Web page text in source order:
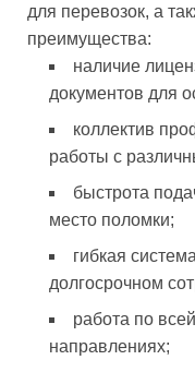
для перевозок, а
преимущества:
наличие
документов для
коллектив
работы с
быстрота
место поломки;
гибкая
долгосрочном
работа по
направлениях;